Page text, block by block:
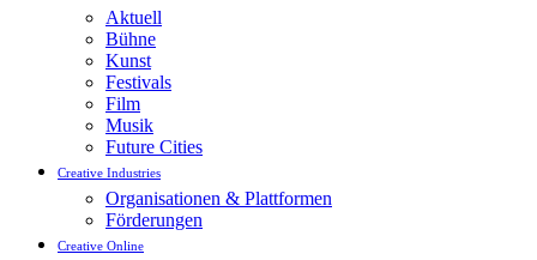
Aktuell
Bühne
Kunst
Festivals
Film
Musik
Future Cities
Creative Industries
Organisationen & Plattformen
Förderungen
Creative Online